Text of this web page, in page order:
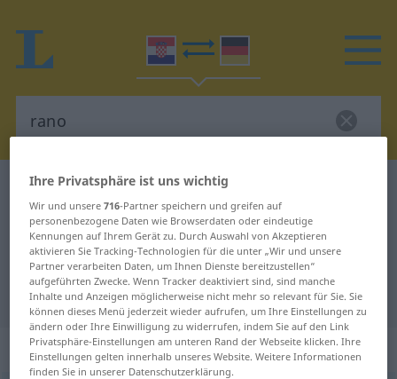
Kroatisch-Deutsch Wörterbuch
Kroatisch-Deutsch Übersetzung für
"rano"
"rano" Deutsch Übersetzung
„rano“: prilog
Ihre Privatsphäre ist uns wichtig
Wir und unsere716-Partner speichern und greifen auf
personenbezogene Daten wie Browserdaten oder eindeutige
Kennungen auf Ihrem Gerät zu. Durch Auswahl von Akzeptieren
aktivieren Sie Tracking-Technologien für die unter „Wir und unsere
Partner verarbeiten Daten, um Ihnen Dienste bereitzustellen“
aufgeführten Zwecke. Wenn Tracker deaktiviert sind, sind manche
Inhalte und Anzeigen möglicherweise nicht mehr so relevant für Sie. Sie
können dieses Menü jederzeit wieder aufrufen, um Ihre Einstellungen zu
ändern oder Ihre Einwilligung zu widerrufen, indem Sie auf den Link
Privatsphäre-Einstellungen am unteren Rand der Webseite klicken. Ihre
Einstellungen gelten innerhalb unseres Website. Weitere Informationen
finden Sie in unserer Datenschutzerklärung.